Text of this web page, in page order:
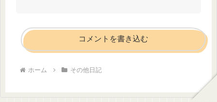
コメントを書き込む
ホーム その他日記